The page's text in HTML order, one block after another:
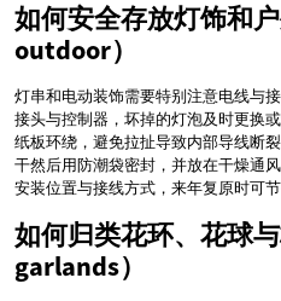
如何安全存放灯饰和
outdoor）
灯串和电动装饰需要特别注意电线与
接头与控制器，坏掉的灯泡及时更换
纸板环绕，避免拉扯导致内部导线断
干然后用防潮袋密封，并放在干燥通
安装位置与接线方式，来年复原时可节
如何归类花环、花球
garlands）